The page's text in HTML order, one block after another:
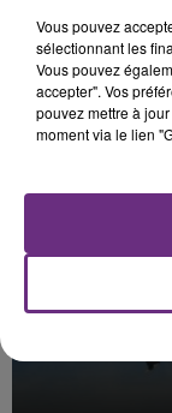
Ce samedi 8
l'anniversaire
Une fête est
TITRES
Vous pouvez
sélectionnant les
Vous pouvez
accepter". Vos
pouvez mettre à
moment via le lien